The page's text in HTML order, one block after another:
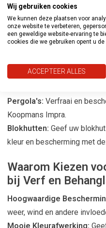
als verfraaiing voor diverse
Eenvoudig aan te brengen:
kwast, roller of spuit.
Schuttingen: Voor het
Pergola's: Verfraai en
Koopmans Impra.
Blokhutten: Geef uw
kleur en bescherming met
Waarom Kiezen
bij Verf en
Hoogwaardige
weer, wind en andere
Mooie Kleurafwerking:
Wij gebruiken cookies
We kunnen deze plaatsen voor
onze website te verbeteren,
een geweldige website-ervaring te
cookies die we gebruiken opent u
ACCEPTEER ALLES